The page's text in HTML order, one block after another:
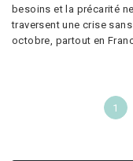
besoins et la précarité
traversent une crise
octobre, partout en
Page
1